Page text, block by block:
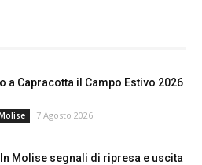
a Capracotta il Campo Estivo 2026
7 Agosto 2026
Molise segnali di ripresa e uscita